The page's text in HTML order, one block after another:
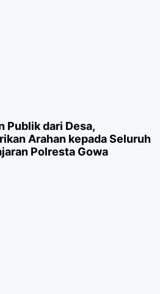
Publik dari Desa,
Arahan kepada Seluruh
Polresta Gowa